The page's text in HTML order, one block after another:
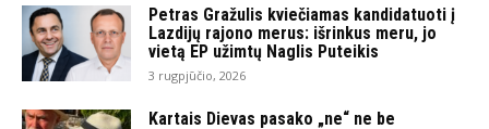
Petras Gražulis kviečiamas kandidatuoti į
Lazdijų rajono merus: išrinkus meru, jo
vietą EP užimtų Naglis Puteikis
3 rugpjūčio, 2026
Kartais Dievas pasako „ne“ ne be